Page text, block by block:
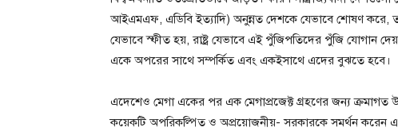
আইএমএফ, এডিবি ইত্যাদি) অনুন্নত দেশকে যেভাবে শোষণ করে,
যেভাবে স্ফীত হয়, রাষ্ট্র যেভাবে এই পুঁজিপতিদের পুঁজি যোগান
একে অপরের সাথে সম্পর্কিত এবং একইসাথে এদের বুঝতে হবে।
এদেশেও মেগা একের পর এক মেগাপ্রজেক্ট গ্রহণের জন্য ক্রমাগত
কয়েকটি অপরিকল্পিত ও অপ্রয়োজনীয়- সরকারকে সমর্থন করেন